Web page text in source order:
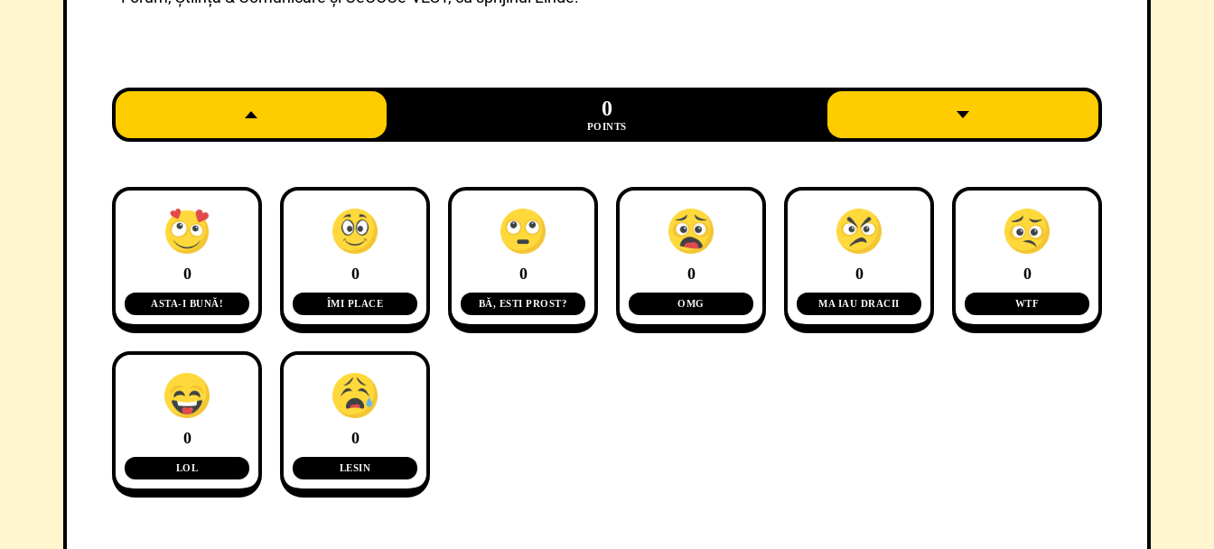
0
POINTS
0
ASTA-I BUNĂ!
0
ÎMI PLACE
0
BĂ, ESTI PROST?
0
OMG
0
MA IAU DRACII
0
WTF
0
LOL
0
LESIN